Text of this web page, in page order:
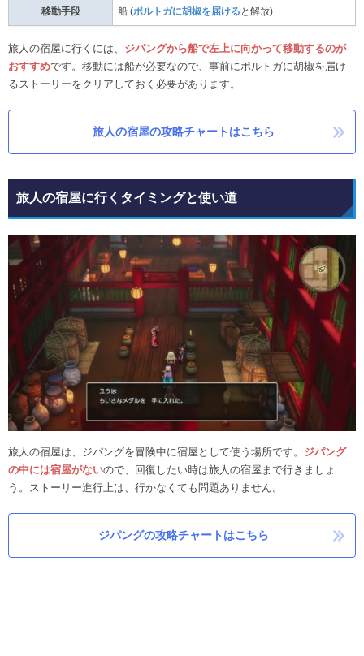
移動手段 船 (ポルトガに胡椒を届ける と解放)
旅人の宿屋に行くには、 ジパングから船で左上に向かって移動するのが
おすすめです。移動には船が必要なので、事前にポルトガに胡椒を届け
るストーリーをクリアしておく必要があります。
旅人の宿屋の攻略チャートはこちら
旅人の宿屋に行くタイミングと使い道
旅人の宿屋は、ジパングを冒険中に宿屋として使う場所です。 ジパング
の中には宿屋がないので、回復したい時は旅人の宿屋まで行きましょ
う。ストーリー進行上は、行かなくても問題ありません。
ジパングの攻略チャートはこちら